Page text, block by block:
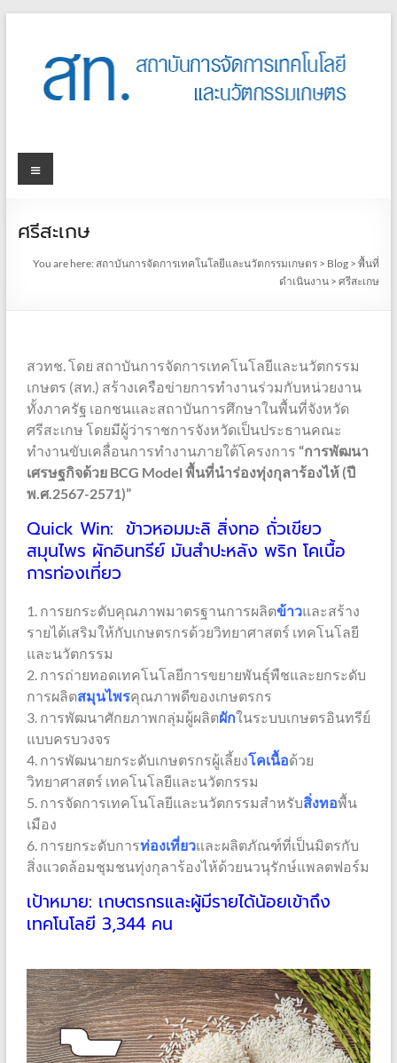
ศรีสะเกษ
You are here: สถาบันการจัดการเทคโนโลยีและนวัตกรรมเกษตร > Blog >พื้นที่
ดำเนินงาน >ศรีสะเกษ
สวทช. โดย สถาบันการจัดการเทคโนโลยีและนวัตกรรม
เกษตร (สท.) สร้างเครือข่ายการทำงานร่วมกับหน่วยงาน
ทั้งภาครัฐ เอกชนและสถาบันการศึกษาในพื้นที่จังหวัด
ศรีสะเกษ โดยมีผู้ว่าราชการจังหวัดเป็นประธานคณะ
ทำงานขับเคลื่อนการทำงานภายใต้โครงการ “การพัฒนา
เศรษฐกิจด้วย BCG Model พื้นที่นำร่องทุ่งกุลาร้องไห้ (ปี
พ.ศ.2567-2571)”
Quick Win: ข้าวหอมมะลิ สิ่งทอ ถั่วเขียว
สมุนไพร ผักอินทรีย์ มันสำปะหลัง พริก โคเนื้อ
การท่องเที่ยว
1. การยกระดับคุณภาพมาตรฐานการผลิตข้าวและสร้าง
รายได้เสริมให้กับเกษตรกรด้วยวิทยาศาสตร์ เทคโนโลยี
และนวัตกรรม
2. การถ่ายทอดเทคโนโลยีการขยายพันธุ์พืชและยกระดับ
การผลิตสมุนไพรคุณภาพดีของเกษตรกร
3. การพัฒนาศักยภาพกลุ่มผู้ผลิตผักในระบบเกษตรอินทรีย์
แบบครบวงจร
4. การพัฒนายกระดับเกษตรกรผู้เลี้ยงโคเนื้อด้วย
วิทยาศาสตร์ เทคโนโลยีและนวัตกรรม
5. การจัดการเทคโนโลยีและนวัตกรรมสำหรับสิ่งทอพื้น
เมือง
6. การยกระดับการท่องเที่ยวและผลิตภัณฑ์ที่เป็นมิตรกับ
สิ่งแวดล้อมชุมชนทุ่งกุลาร้องไห้ด้วยนวนุรักษ์แพลตฟอร์ม
เป้าหมาย: เกษตรกรและผู้มีรายได้น้อยเข้าถึง
เทคโนโลยี 3,344 คน